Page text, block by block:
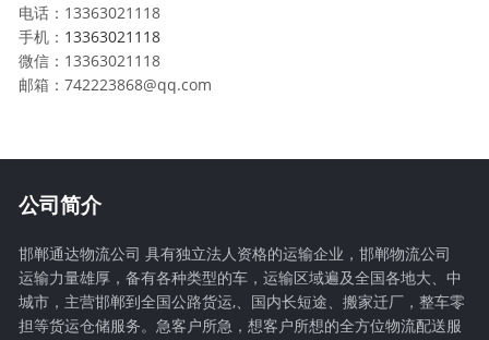
电话：13363021118
手机： 13363021118
微信：13363021118
邮箱：742223868@qq.com
公司简介
邯郸通达物流公司 具有独立法人资格的运输企业，邯郸物流公司
运输力量雄厚，备有各种类型的车，运输区域遍及全国各地大、中
城市，主营邯郸到全国公路货运,、国内长短途、搬家迁厂，整车零
担等货运仓储服务。急客户所急，想客户所想的全方位物流配送服